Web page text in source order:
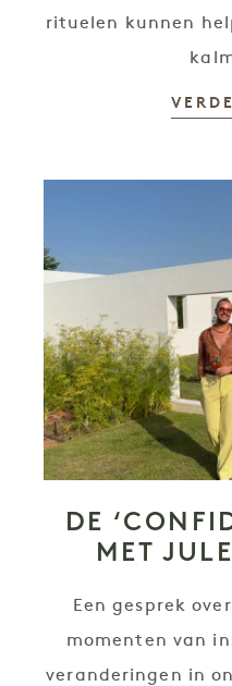
rituelen kunnen
DE
MET
Een gesprek
momenten van
veranderingen in